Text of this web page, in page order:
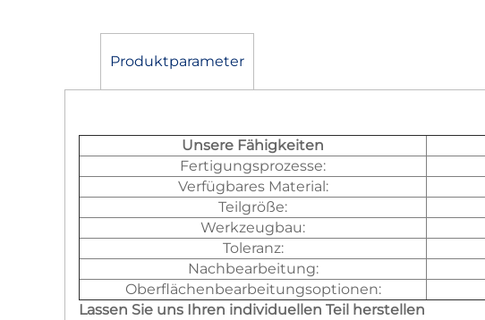
Produktparameter
Unsere Fähigkeiten
Fertigungsprozesse:
Verfügbares Material:
Teilgröße:
Werkzeugbau:
Toleranz:
Nachbearbeitung:
Oberflächenbearbeitungsoptionen:
Lassen Sie uns Ihren individuellen Teil herstellen